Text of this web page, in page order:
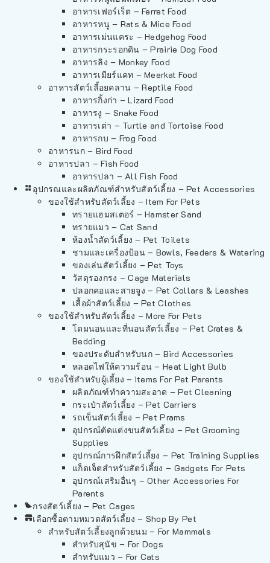
อาหารเฟอร์เร็ต – Ferret Food
อาหารหนู – Rats & Mice Food
อาหารเม่นแคระ – Hedgehog Food
อาหารกระรอกดิน – Prairie Dog Food
อาหารลิง – Monkey Food
อาหารเมียร์แคท – Meerkat Food
อาหารสัตว์เลี้อยคลาน – Reptile Food
อาหารกิ้งก่า – Lizard Food
อาหารงู – Snake Food
อาหารเต่า – Turtle and Tortoise Food
อาหารกบ – Frog Food
อาหารนก – Bird Food
อาหารปลา – Fish Food
อาหารปลา – All Fish Food
อุปกรณและผลิตภัณฑ์สำหรับสัตว์เลี้ยง – Pet Accessories
ของใช้สำหรับสัตว์เลี้ยง – Item For Pets
ทรายแฮมสเตอร์ – Hamster Sand
ทรายแมว – Cat Sand
ห้องน้ำสัตว์เลี้ยง – Pet Toilets
ชามและเครื่องป้อน – Bowls, Feeders & Watering
ของเล่นสัตว์เลี้ยง – Pet Toys
วัสดุรองกรง – Cage Materials
ปลอกคอและสายจูง – Pet Collars & Leashes
เสื้อผ้าสัตว์เลี้ยง – Pet Clothes
ของใช้สำหรับสัตว์เลี้ยง – More For Pets
โดมนอนและที่นอนสัตว์เลี้ยง – Pet Crates &
Bedding
ของประดับสำหรับนก – Bird Accessories
หลอดไฟให้ความร้อน – Heat Light Bulb
ของใช้สำหรับผู้เลี้ยง – Items For Pet Parents
ผลิตภัณฑ์ทำความสะอาด – Pet Cleaning
กระเป๋าสัตว์เลี้ยง – Pet Carriers
รถเข็นสัตว์เลี้ยง – Pet Prams
อุปกรณ์ตัดแต่งขนสัตว์เลี้ยง – Pet Grooming
Supplies
อุปกรณ์การฝึกสัตว์เลี้ยง – Pet Training Supplies
แก็ดเจ็ตสำหรับสัตว์เลี้ยง – Gadgets For Pets
อุปกรณ์เสริมอื่นๆ – Other Accessories For
Parents
กรงสัตว์เลี้ยง – Pet Cages
เลือกซื้อตามหมวดสัตว์เลี้ยง – Shop By Pet
สำหรับสัตว์เลี้ยงลูกด้วยนม – For Mammals
สำหรับสุนัข – For Dogs
สำหรับแมว – For Cats